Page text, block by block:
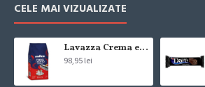
CELE MAI VIZUALIZATE
Lavazza Crema e Gusto Classico boabe,1kg
98,95 lei